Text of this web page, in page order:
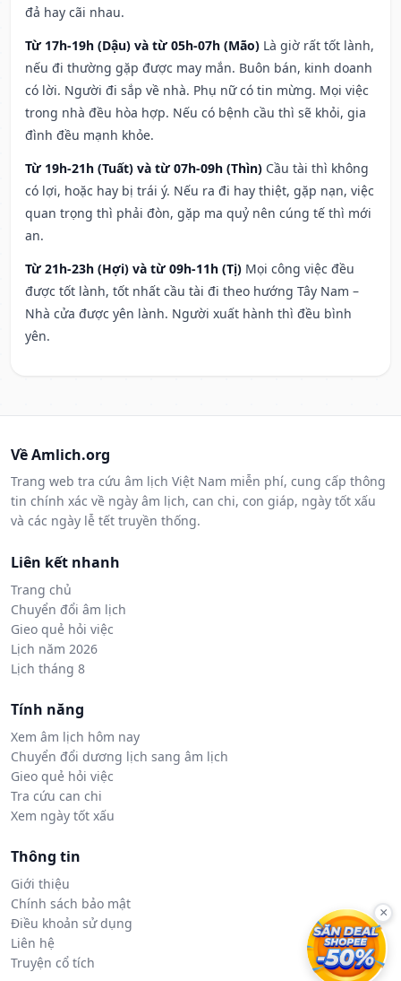
đả hay cãi nhau.
Từ 17h-19h (Dậu) và từ 05h-07h (Mão) Là giờ rất tốt lành,
nếu đi thường gặp được may mắn. Buôn bán, kinh doanh
có lời. Người đi sắp về nhà. Phụ nữ có tin mừng. Mọi việc
trong nhà đều hòa hợp. Nếu có bệnh cầu thì sẽ khỏi, gia
đình đều mạnh khỏe.
Từ 19h-21h (Tuất) và từ 07h-09h (Thìn) Cầu tài thì không
có lợi, hoặc hay bị trái ý. Nếu ra đi hay thiệt, gặp nạn, việc
quan trọng thì phải đòn, gặp ma quỷ nên cúng tế thì mới
an.
Từ 21h-23h (Hợi) và từ 09h-11h (Tị) Mọi công việc đều
được tốt lành, tốt nhất cầu tài đi theo hướng Tây Nam –
Nhà cửa được yên lành. Người xuất hành thì đều bình
yên.
Về Amlich.org
Trang web tra cứu âm lịch Việt Nam miễn phí, cung cấp thông
tin chính xác về ngày âm lịch, can chi, con giáp, ngày tốt xấu
và các ngày lễ tết truyền thống.
Liên kết nhanh
Trang chủ
Chuyển đổi âm lịch
Gieo quẻ hỏi việc
Lịch năm 2026
Lịch tháng 8
Tính năng
Xem âm lịch hôm nay
Chuyển đổi dương lịch sang âm lịch
Gieo quẻ hỏi việc
Tra cứu can chi
Xem ngày tốt xấu
Thông tin
Giới thiệu
Chính sách bảo mật
Điều khoản sử dụng
Liên hệ
Truyện cổ tích
×